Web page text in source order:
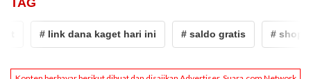
TAG
# link dana kaget hari ini # saldo gratis #